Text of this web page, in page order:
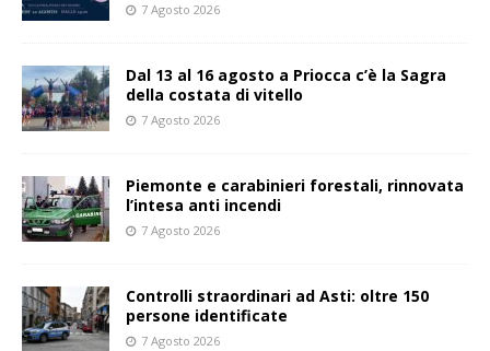
7 Agosto 2026
Dal 13 al 16 agosto a Priocca c’è la Sagra
della costata di vitello
7 Agosto 2026
Piemonte e carabinieri forestali, rinnovata
l’intesa anti incendi
7 Agosto 2026
Controlli straordinari ad Asti: oltre 150
persone identificate
7 Agosto 2026